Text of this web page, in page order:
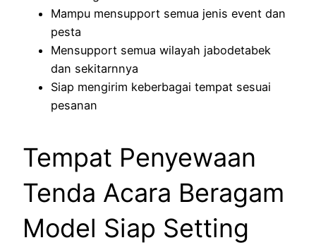
Mampu mensupport semua jenis event dan
pesta
Mensupport semua wilayah jabodetabek
dan sekitarnnya
Siap mengirim keberbagai tempat sesuai
pesanan
Tempat Penyewaan
Tenda Acara Beragam
Model Siap Setting